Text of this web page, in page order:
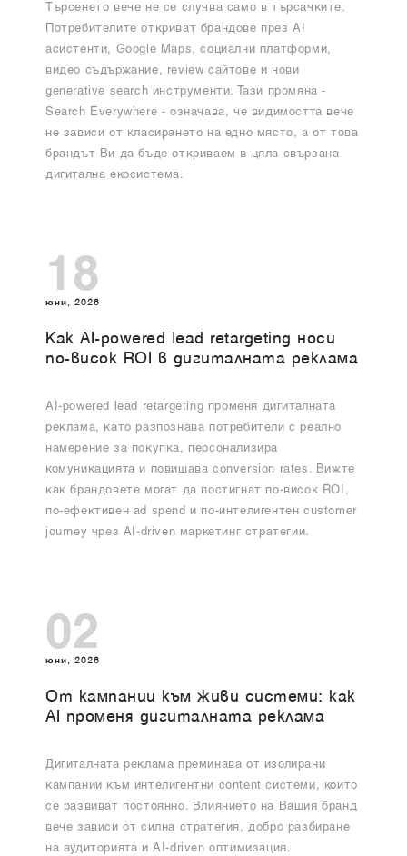
Търсенето вече не се случва само в търсачките.
Потребителите откриват брандове през AI
асистенти, Google Maps, социални платформи,
видео съдържание, review сайтове и нови
generative search инструменти. Тази промяна -
Search Everywhere - означава, че видимостта вече
не зависи от класирането на едно място, а от това
брандът Ви да бъде откриваем в цяла свързана
дигитална екосистема.
18
юни, 2026
Как AI-powered lead retargeting носи
по-висок ROI в дигиталната реклама
AI-powered lead retargeting променя дигиталната
реклама, като разпознава потребители с реално
намерение за покупка, персонализира
комуникацията и повишава conversion rates. Вижте
как брандовете могат да постигнат по-висок ROI,
по-ефективен ad spend и по-интелигентен customer
journey чрез AI-driven маркетинг стратегии.
02
юни, 2026
От кампании към живи системи: как
AI променя дигиталната реклама
Дигиталната реклама преминава от изолирани
кампании към интелигентни content системи, които
се развиват постоянно. Влиянието на Вашия бранд
вече зависи от силна стратегия, добро разбиране
на аудиторията и AI-driven оптимизация.